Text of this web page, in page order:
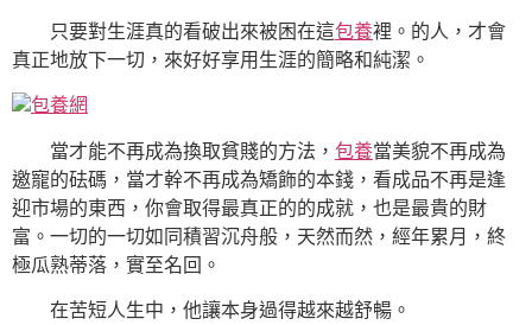
只要對生涯真的看破出來被困在這包養裡。的人，才會
真正地放下一切，來好好享用生涯的簡略和純潔。
包養網
當才能不再成為換取貧賤的方法， 包養當美貌不再成為
邀寵的砝碼，當才幹不再成為矯飾的本錢，看成品不再是逢
迎市場的東西，你會取得最真正的的成就，也是最貴的財
富。一切的一切如同積習沉舟般，天然而然，經年累月，終
極瓜熟蒂落，實至名回。
在苦短人生中，他讓本身過得越來越舒暢。